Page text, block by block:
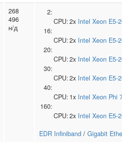
268
496
н/д
2:
CPU:2x Intel Xeon E5-
16:
CPU:2x Intel Xeon E5-
20:
CPU:2x Intel Xeon E5-
30:
CPU:2x Intel Xeon E5-
40:
CPU: 1x Intel Xeon Phi
160:
CPU:2x Intel Xeon E5-
EDR Infiniband / Gigabit